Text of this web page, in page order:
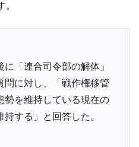
「連合司令部の解体」
問に対し、「戦作権移管
勢を維持している現在の
する」と回答した。